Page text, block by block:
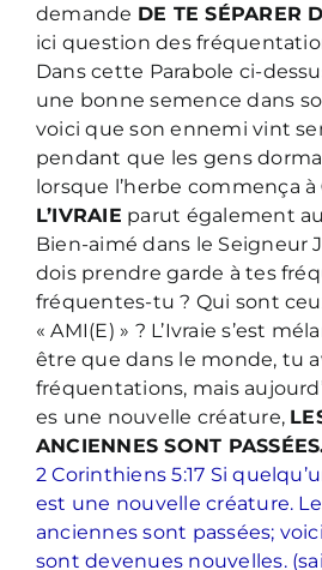
demande DE TE SÉPARER
ici question des
Dans cette Parabole ci-
une bonne semence dans
voici que son ennemi vint
pendant que les gens
lorsque l’herbe commença à
L’IVRAIE parut également
Bien-aimé dans le Seigneur
dois prendre garde à tes
fréquentes-tu ? Qui sont
« AMI(E) » ? L’Ivraie s’est
être que dans le monde, tu
fréquentations, mais
es une nouvelle créature,
ANCIENNES SONT
2 Corinthiens 5:17 Si
est une nouvelle créature.
anciennes sont passées;
sont devenues nouvelles.